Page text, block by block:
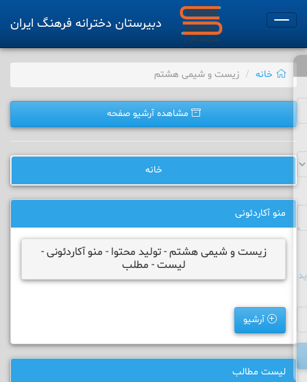
Toggle
دبیرستان دخترانه فرهنگ ایران
خانه زیست و شیمی هشتم
مشاهده آرشیو صفحه
خانه
منو آکاردئونی
زیست و شیمی هشتم - تولید محتوا - منو آکاردئونی -
لیست - مطلب
آرشیو
لیست مطالب